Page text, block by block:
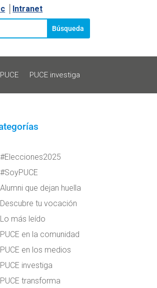
Intranet
PUCE investiga
#Elecciones2025
#SoyPUCE
Alumni que dejan huella
Descubre tu vocación
Lo más leído
PUCE en la comunidad
PUCE en los medios
PUCE investiga
PUCE transforma